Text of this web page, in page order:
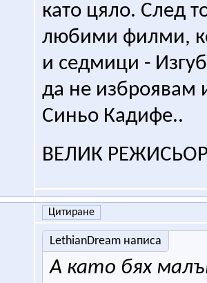
като цяло. След
любими филми,
и седмици -
да не изброявам
Синьо Кадифе..
ВЕЛИК
Цитиране
LethianDream написа
А като бях